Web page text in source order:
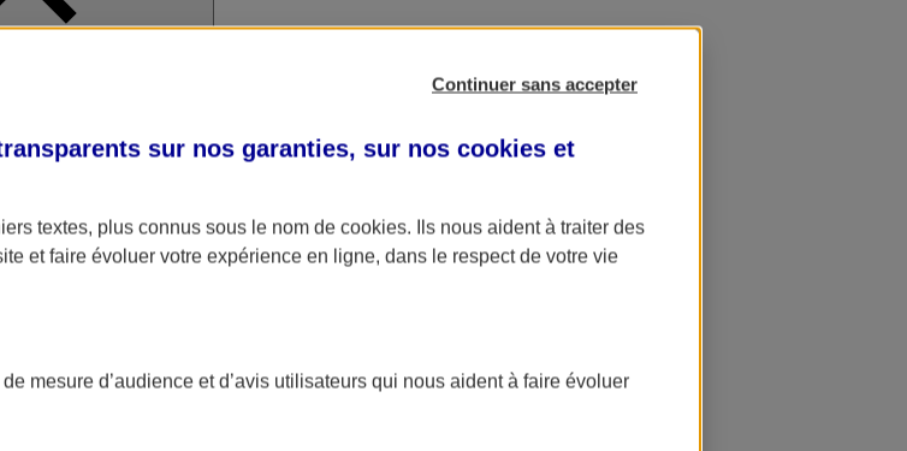
Continuer sans accepter
sur nos garanties, sur nos cookies et
textes, plus connus sous le nom de cookies. Ils nous aident à traiter des
et faire évoluer votre expérience en ligne, dans le respect de votre vie
de mesure d’audience et d’avis utilisateurs qui nous aident à faire évoluer